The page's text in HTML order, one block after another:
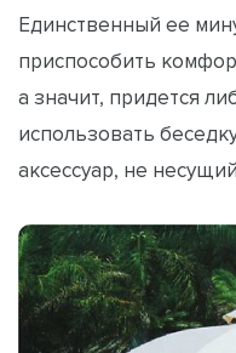
Единственный ее
приспособить
а значит, придется
использовать
аксессуар, не